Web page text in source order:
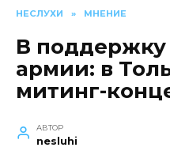
НЕСЛУХИ » МНЕНИЕ
В
армии: в
митинг-
АВТОР
nesluhi